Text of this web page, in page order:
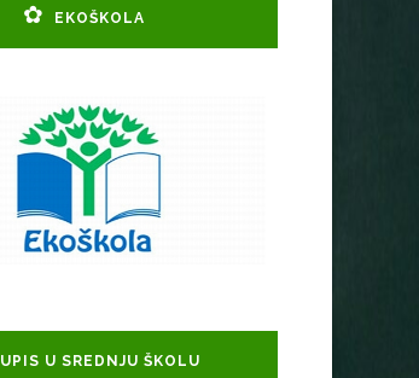
EKOŠKOLA
UPIS U SREDNJU ŠKOLU